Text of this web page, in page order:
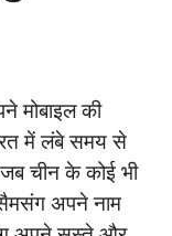
की
में लंबे समय से
चीन के कोई भी
सैमसंग अपने नाम